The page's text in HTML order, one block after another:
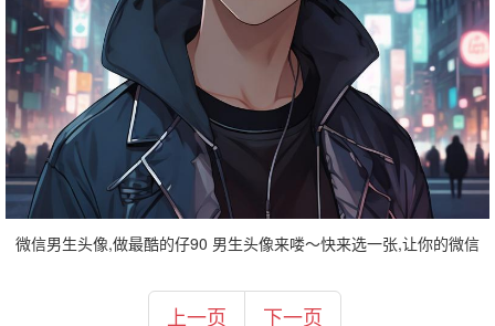
微信男生头像,做最酷的仔90 男生头像来喽～快来选一张,让你的微信
上一页 下一页